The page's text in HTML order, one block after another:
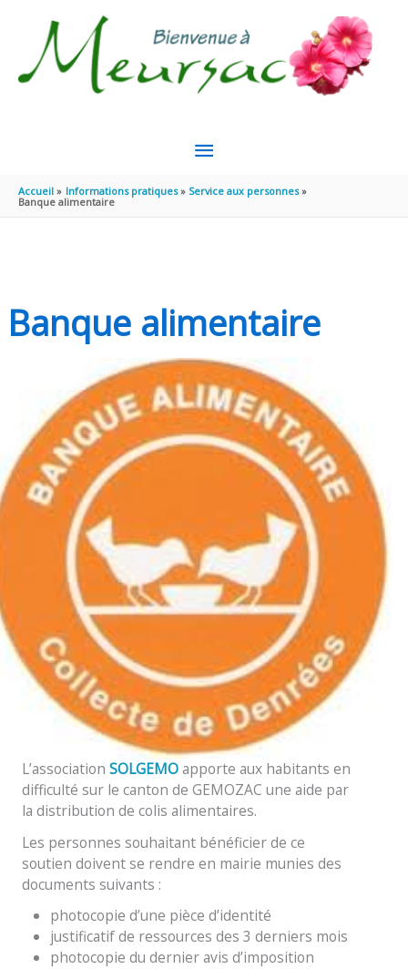
MENU
PRINCIPAL
Accueil Informations pratiques
Service aux personnes
Banque alimentaire
Banque alimentaire
L’association SOLGEMOapporte aux habitants en
difficulté sur le canton de GEMOZAC une aide par
la distribution de colis alimentaires.
Les personnes souhaitant bénéficier de ce
soutien doivent se rendre en mairie munies des
documents suivants :
photocopie d’une pièce d’identité
justificatif de ressources des 3 derniers mois
photocopie du dernier avis d’imposition